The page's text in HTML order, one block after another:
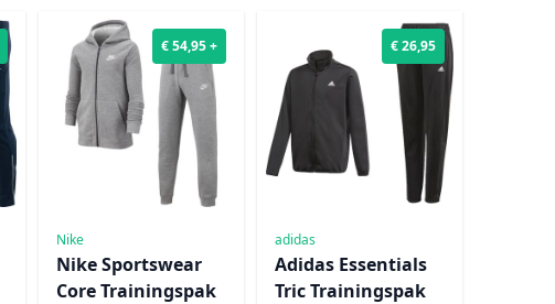
€ 54,95 +
Nike
Nike Sportswear
Core Trainingspak
€ 26,95
adidas
Adidas Essentials
Tric Trainingspak